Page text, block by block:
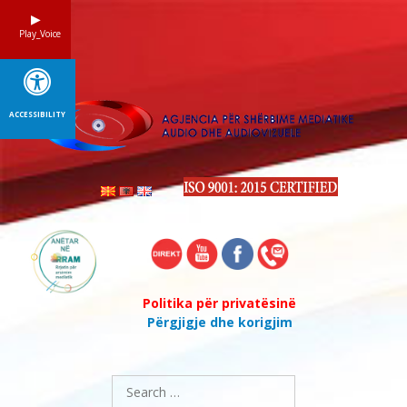
Politika për privatësinë
Përgjigje dhe korigjim
Search
for:
Play_Voice
ACCESSIBILITY